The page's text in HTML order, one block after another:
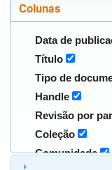
Colunas
Data de
Título
Tipo de
Handle
Revisão por
Coleção
Comunidade